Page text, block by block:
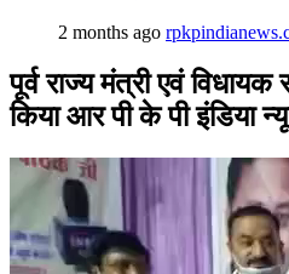
2 months ago
पूर्व राज्य मंत्री एवं
किया आर पी के पी इंडिया